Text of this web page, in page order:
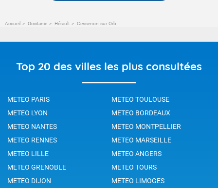
Accueil Occitanie Hérault Cessenon-sur-Orb
Top 20 des villes les plus consultées
METEO PARIS
METEO TOULOUSE
METEO LYON
METEO BORDEAUX
METEO NANTES
METEO MONTPELLIER
METEO RENNES
METEO MARSEILLE
METEO LILLE
METEO ANGERS
METEO GRENOBLE
METEO TOURS
METEO DIJON
METEO LIMOGES